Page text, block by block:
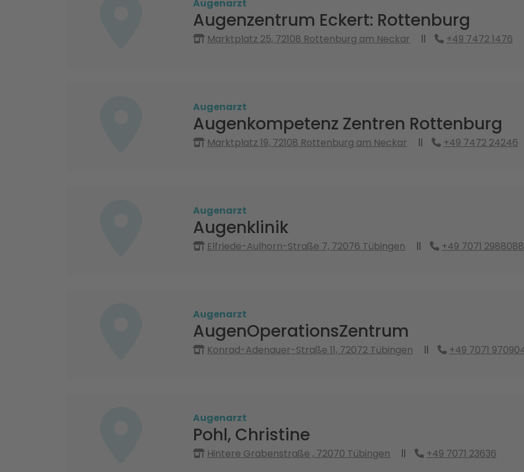
Augenarzt
Augenzentrum Eckert: Rottenburg
Marktplatz 25, 72108 Rottenburg am Neckar +49 7472 1476
Augenarzt
Augenkompetenz Zentren Rottenburg
Marktplatz 19, 72108 Rottenburg am Neckar +49 7472 24246
Augenarzt
Augenklinik
Elfriede-Aulhorn-Straße 7, 72076 Tübingen +49 7071 2988088
Augenarzt
AugenOperationsZentrum
Konrad-Adenauer-Straße 11, 72072 Tübingen +49 7071
Augenarzt
Pohl, Christine
Hintere Grabenstraße , 72070 Tübingen +49 7071 23636